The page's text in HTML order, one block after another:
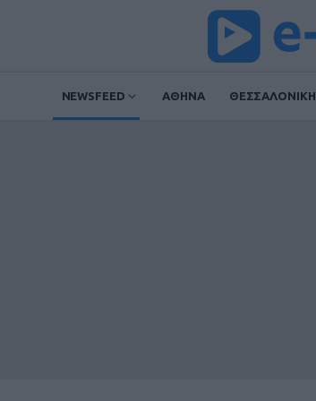
NEWSFEED ΑΘΗΝΑ ΘΕΣΣΑΛΟΝΙΚΗ